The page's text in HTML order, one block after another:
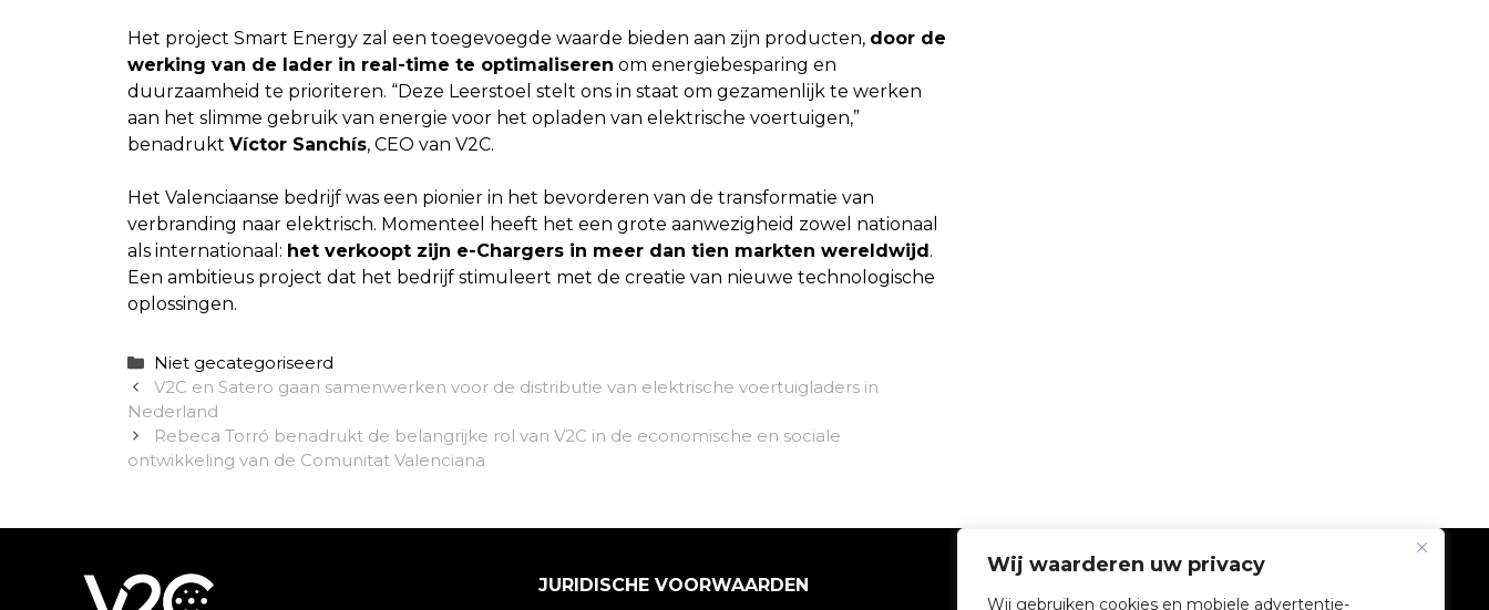
Wij waarderen uw privacy
Wij gebruiken cookies en mobiele advertentie-
Het project Smart Energy zal een toegevoegde waarde bieden aan zijn producten, door de
werking van de lader in real-time te optimaliseren om energiebesparing en
duurzaamheid te prioriteren. “Deze Leerstoel stelt ons in staat om gezamenlijk te werken
aan het slimme gebruik van energie voor het opladen van elektrische voertuigen,”
benadrukt Víctor Sanchís, CEO van V2C.
Het Valenciaanse bedrijf was een pionier in het bevorderen van de transformatie van
verbranding naar elektrisch. Momenteel heeft het een grote aanwezigheid zowel nationaal
als internationaal: het verkoopt zijn e-Chargers in meer dan tien markten wereldwijd.
Een ambitieus project dat het bedrijf stimuleert met de creatie van nieuwe technologische
oplossingen.
Categorieën
Niet gecategoriseerd
V2C en Satero gaan samenwerken voor de distributie van elektrische voertuigladers in
Nederland
Rebeca Torró benadrukt de belangrijke rol van V2C in de economische en sociale
ontwikkeling van de Comunitat Valenciana
JURIDISCHE VOORWAARDEN